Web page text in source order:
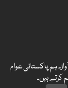
کی آواز۔ ہم پاکستانی عوام
کرتے ہیں۔